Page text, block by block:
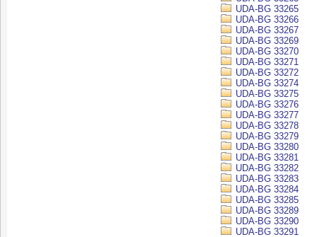
UDA-BG 33265
UDA-BG 33266
UDA-BG 33267
UDA-BG 33269
UDA-BG 33270
UDA-BG 33271
UDA-BG 33272
UDA-BG 33274
UDA-BG 33275
UDA-BG 33276
UDA-BG 33277
UDA-BG 33278
UDA-BG 33279
UDA-BG 33280
UDA-BG 33281
UDA-BG 33282
UDA-BG 33283
UDA-BG 33284
UDA-BG 33285
UDA-BG 33289
UDA-BG 33290
UDA-BG 33291